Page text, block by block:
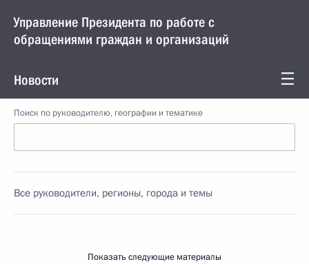
Управление Президента по работе с
обращениями граждан и организаций
Новости
Поиск по руководителю, географии и тематике
Все руководители, регионы, города и темы
Показать следующие материалы